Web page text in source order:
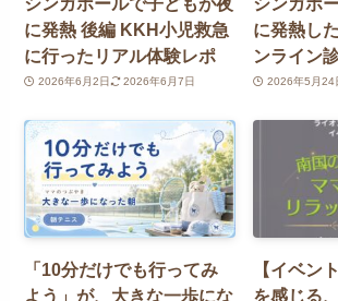
に発熱 後編 KKH小児救急
に行ったリアル体験レポ
2026年6月2日 2026年6月7日
に発熱し
ンライン
2026年5月24
「10分だけでも行ってみ
よう」が、大きな一歩にな
【イベン
を感じる